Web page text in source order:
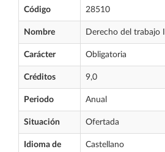
Código 28510
Nombre Derecho del trabajo II
Carácter Obligatoria
Créditos 9,0
Periodo Anual
Situación Ofertada
Idioma de
Castellano